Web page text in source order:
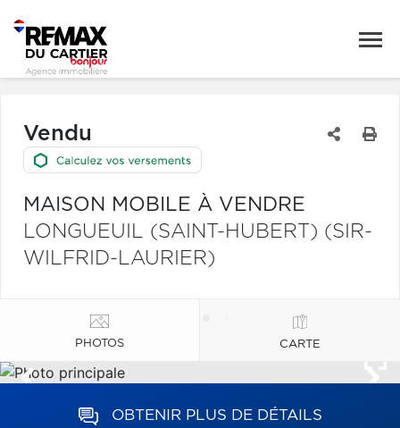
Vendu
MAISON MOBILE À VENDRE
LONGUEUIL (SAINT-HUBERT) (SIR-
WILFRID-LAURIER)
PHOTOS CARTE
OBTENIR PLUS DE DÉTAILS